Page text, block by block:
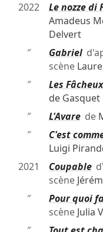
2022
Le nozze di
Amadeus
Delvert
″
Gabriel
scène
″
Les Fâcheux
de Gasquet
″
L'Avarede
″
C'est
Luigi
2021
Coupable
scène
″
Pour quoi
scène Julia